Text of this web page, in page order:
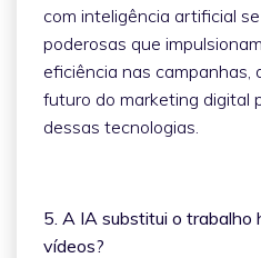
com inteligência artificial
poderosas que
eficiência nas campanhas,
futuro do marketing digital
dessas tecnologias.
5. A IA substitui o trabalho
vídeos?